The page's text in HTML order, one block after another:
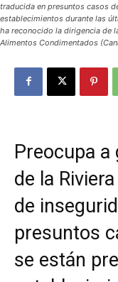
traducida en presuntos casos
establecimientos durante las
ha reconocido la dirigencia de
Alimentos Condimentados
Preocupa
de la
de
presuntos
se están